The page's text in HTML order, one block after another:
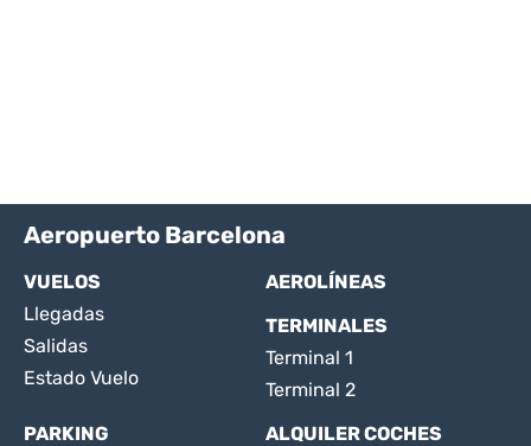
Aeropuerto Barcelona
VUELOS
Llegadas
Salidas
Estado Vuelo
AEROLÍNEAS
TERMINALES
Terminal 1
Terminal 2
PARKING
ALQUILER COCHES